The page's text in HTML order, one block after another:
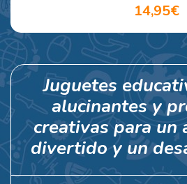
14,95€
Juguetes
alucinantes y
creativas para un
divertido y un